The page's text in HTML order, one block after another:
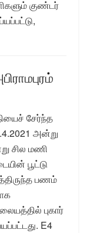
குண்டர்
சேர்ந்த
அன்று
சில மணி
பூட்டு
பணம்
புகார்
E4